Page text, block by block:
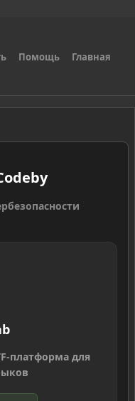
Помощь Главная
платформа для